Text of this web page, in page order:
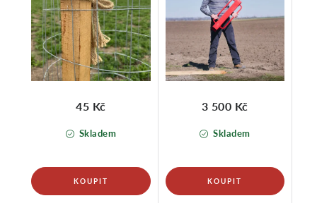
Skladem
45 Kč
Skladem
3 500 Kč